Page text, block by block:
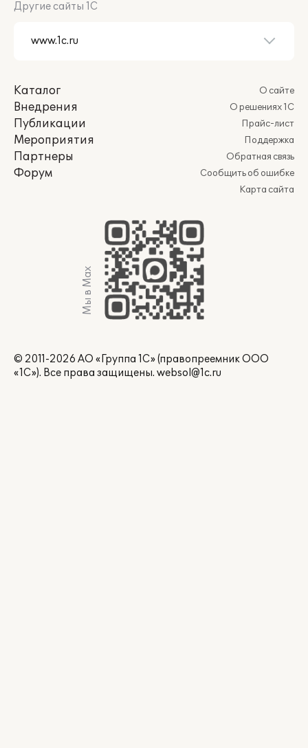
Другие сайты 1С
Каталог
Внедрения
Публикации
Мероприятия
Партнеры
Форум
О сайте
О решениях 1С
Прайс-лист
Поддержка
Обратная связь
Сообщить об ошибке
Карта сайта
Мы в Max
© 2011-2026 АО «Группа 1С» (правопреемник ООО
«1С»). Все права защищены. websol@1c.ru